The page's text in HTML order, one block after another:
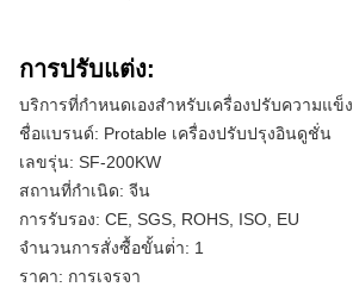
การปรับแต่ง:
บริการที่กําหนดเองสําหรับเครื่องปรับความแข็ง
ชื่อแบรนด์: Protable เครื่องปรับปรุงอินดูชั่น
เลขรุ่น: SF-200KW
สถานที่กําเนิด: จีน
การรับรอง: CE, SGS, ROHS, ISO, EU
จํานวนการสั่งซื้อขั้นต่ํา: 1
ราคา: การเจรจา